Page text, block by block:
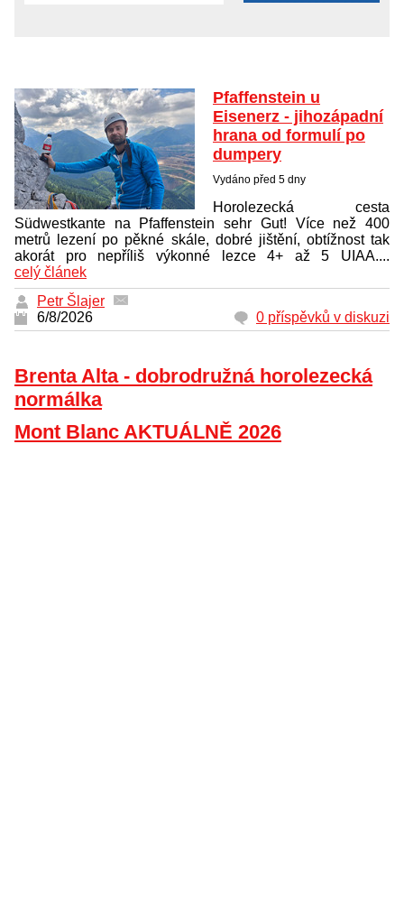
Pfaffenstein u
Eisenerz - jihozápadní
hrana od formulí po
dumpery
Vydáno před 5 dny
Horolezecká cesta
Südwestkante na Pfaffenstein sehr Gut! Více než 400
metrů lezení po pěkné skále, dobré jištění, obtížnost tak
akorát pro nepříliš výkonné lezce 4+ až 5 UIAA....
celý článek
Petr Šlajer
6/8/2026
0 příspěvků v diskuzi
Brenta Alta - dobrodružná horolezecká
normálka
Mont Blanc AKTUÁLNĚ 2026